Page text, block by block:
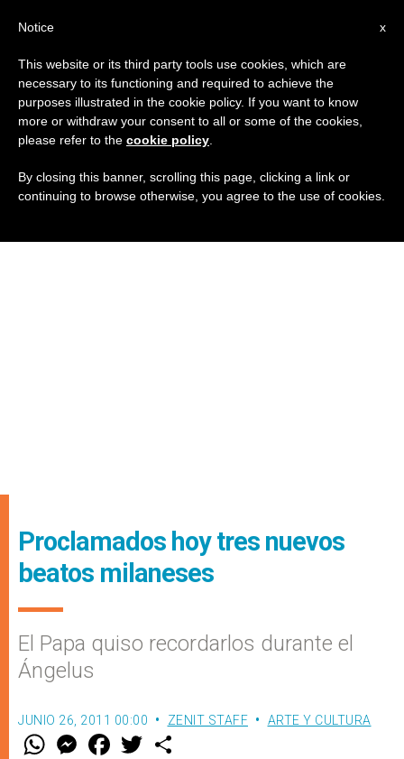
Proclamados hoy tres nuevos
beatos milaneses
El Papa quiso recordarlos durante el
Ángelus
JUNIO 26, 2011 00:00 ZENIT STAFF ARTE Y CULTURA
W M
e
F
a w
x
Notice
This website or its third party tools use cookies, which are
necessary to its functioning and required to achieve the
purposes illustrated in the cookie policy. If you want to know
more or withdraw your consent to all or some of the cookies,
please refer to the cookie policy
By closing this banner, scrolling this page, clicking a link or
continuing to browse otherwise, you agree to the use of cookies.